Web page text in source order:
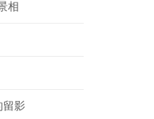
相
留影